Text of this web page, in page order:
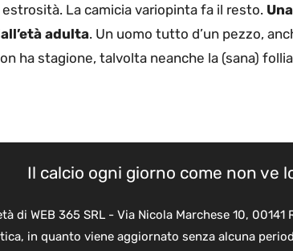
La camicia variopinta fa il resto.
adulta. Un uomo tutto d’un pezzo,
ha stagione, talvolta neanche la (sana)
Il calcio ogni giorno come non ve
di WEB 365 SRL - Via Nicola Marchese 10, 00141
in quanto viene aggiornato senza alcuna